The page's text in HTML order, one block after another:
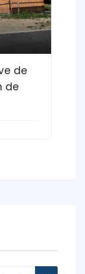
de
de